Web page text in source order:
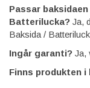
Passar
Batterilucka? Ja,
Baksida /
Ingår garanti? Ja,
Finns produkten i